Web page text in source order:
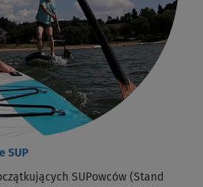
SUP
SUPowców (Stand